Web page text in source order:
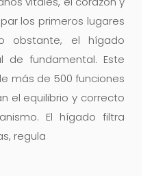
los primeros lugares
obstante, el hígado
de fundamental. Este
más de 500 funciones
el equilibrio y correcto
El hígado filtra
regula